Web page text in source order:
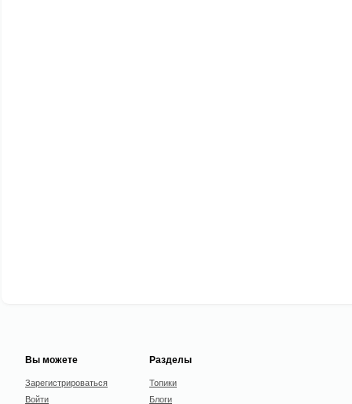
Вы можете
Зарегистрироваться
Войти
Разделы
Топики
Блоги